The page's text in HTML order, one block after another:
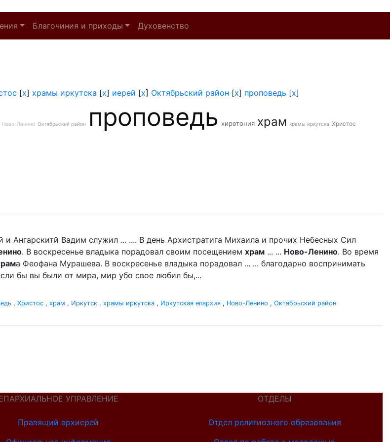
Благочиния и приходы Духовенство
[x] храмы иркутска [x] иерей [x] Октябрьский район [x] проповедь [x]
Ново-Ленино Октябрьский район проповедь хиротония храм храмы иркутска Христос
и Ангарскитй Вадим служил ... .... В день Архистратига Михаила и прочих Небесных Сил
. В воскресенье владыка порадовал своим посещением храм ... ... Ново-Ленино. Во время
а Феофана Мурашева. В воскресенье владыка порадовал ... ... благодарно воспринимать
бы вы были от мира, мир убо свое любил бы,...
, Христос , храм , Иркутск , храмы иркутска , Иркутская епархия , Ново-Ленино , Октябрьский район
УПРАВЛЕНИЕ
Правящий архиерей
ОТДЕЛЫ
Отдел религиозного образования